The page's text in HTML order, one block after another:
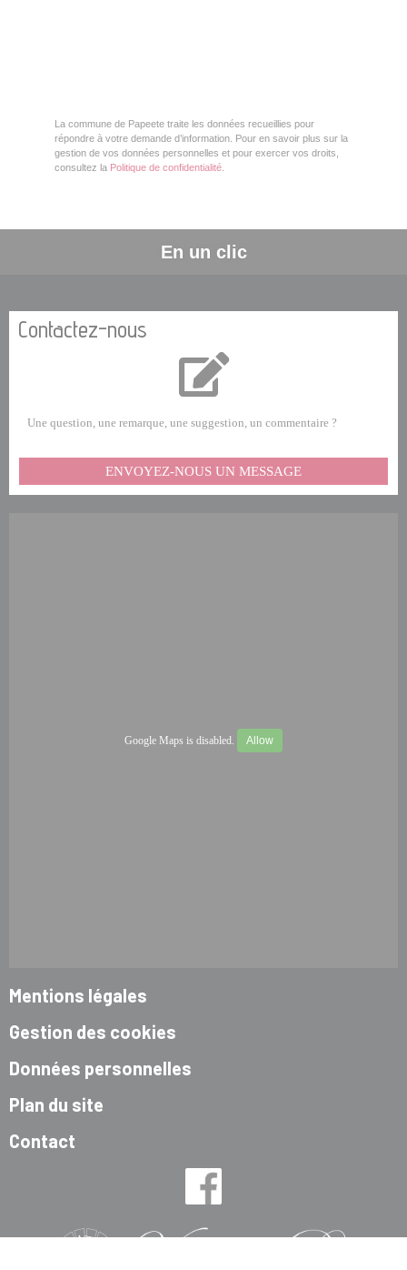
La commune de Papeete traite les données recueillies pour
répondre à votre demande d’information. Pour en savoir plus sur la
gestion de vos données personnelles et pour exercer vos droits,
consultez la Politique de confidentialité
En un clic
Contactez-nous
Une question, une remarque, une suggestion, un commentaire ?
ENVOYEZ-NOUS UN MESSAGE
Google Maps is disabled. Allow
Mentions légales
Gestion des cookies
Données personnelles
Plan du site
Contact